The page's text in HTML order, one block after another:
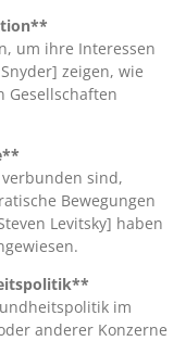
um ihre Interessen
zeigen, wie
Gesellschaften
sind,
Bewegungen
Levitsky] haben
im
anderer Konzerne